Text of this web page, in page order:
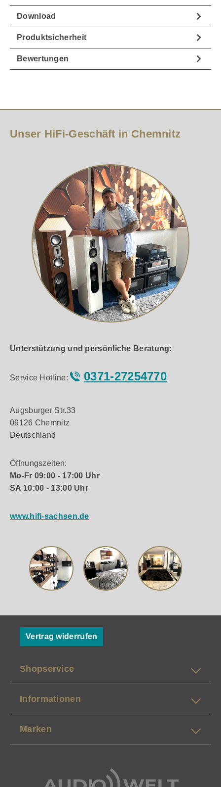
Download
Produktsicherheit
Bewertungen
Unser HiFi-Geschäft in Chemnitz
Unterstützung und persönliche Beratung:
Service Hotline: 0371-27254770
Augsburger Str.33
09126 Chemnitz
Deutschland
Öffnungszeiten:
Mo-Fr 09:00 - 17:00 Uhr
SA 10:00 - 13:00 Uhr
www.hifi-sachsen.de
Vertrag widerrufen
Shopservice
Informationen
Marken